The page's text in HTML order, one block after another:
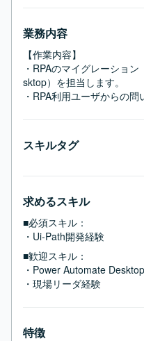
業務内容
【作業内容】
・RPAのマイグレーショ
sktop）を担当します。
・RPA利用ユーザからの問
スキルタグ
求めるスキル
■必須スキル：
・Ui-Path開発経験
■歓迎スキル：
・Power Automate
・現場リーダ経験
特徴